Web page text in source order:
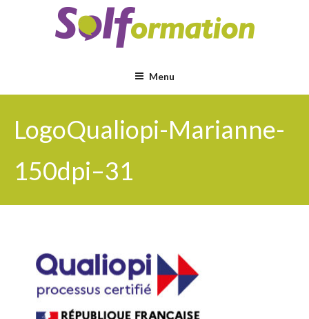
Menu
LogoQualiopi-Marianne-
150dpi–31